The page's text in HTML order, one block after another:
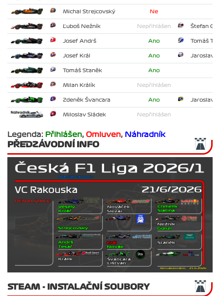
Michal Strejcovský Ne
Ľuboš Nežník Nepřihlášen Štefan
Josef Andrš Ano Tomáš
Josef Král Ano Jaroslav
Tomáš Staněk Ano
Milan Králík Nepřihlášen
Zdeněk Švancara Ano Jaroslav
Miloslav Sládek Nepřihlášen
Legenda: Přihlášen, Omluven, Náhradník
PŘEDZÁVODNÍ INFO
STEAM - INSTALAČNÍ SOUBORY